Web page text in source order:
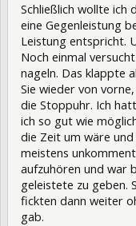
Schließlich wollte ich
eine Gegenleistung
Leistung entspricht.
Noch einmal
nageln. Das klappte
Sie wieder von
die Stoppuhr. Ich
ich so gut wie
die Zeit um wäre
meistens
aufzuhören und war
geleistete zu geben.
fickten dann weiter
gab.